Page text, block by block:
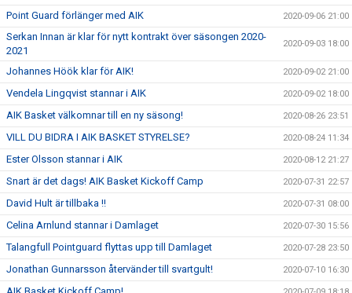
Point Guard förlänger med AIK 2020-09-06 21:00
Serkan Innan är klar för nytt kontrakt över säsongen 2020-
2021
2020-09-03 18:00
Johannes Höök klar för AIK! 2020-09-02 21:00
Vendela Lingqvist stannar i AIK 2020-09-02 18:00
AIK Basket välkomnar till en ny säsong! 2020-08-26 23:51
VILL DU BIDRA I AIK BASKET STYRELSE? 2020-08-24 11:34
Ester Olsson stannar i AIK 2020-08-12 21:27
Snart är det dags! AIK Basket Kickoff Camp 2020-07-31 22:57
David Hult är tillbaka !! 2020-07-31 08:00
Celina Arnlund stannar i Damlaget 2020-07-30 15:56
Talangfull Pointguard flyttas upp till Damlaget 2020-07-28 23:50
Jonathan Gunnarsson återvänder till svartgult! 2020-07-10 16:30